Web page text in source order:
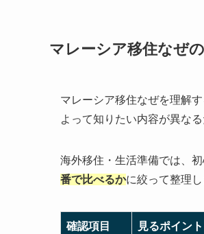
マレーシア移住なぜ
マレーシア移住なぜを理解
よって知りたい内容が異な
海外移住・生活準備では、
番で比べるかに絞って整理し
確認項目 見るポイント